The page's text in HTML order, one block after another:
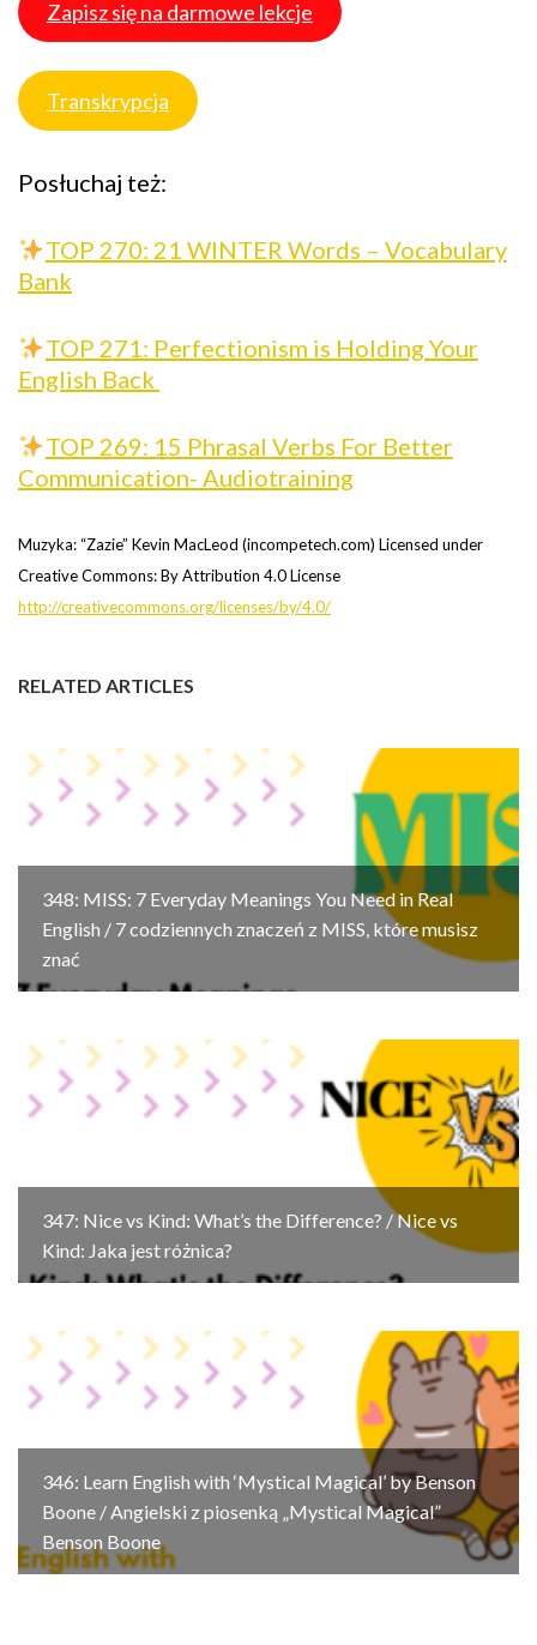
Zapisz się na darmowe lekcje
Transkrypcja
Posłuchaj też:
TOP 270: 21 WINTER Words – Vocabulary
Bank
TOP 271: Perfectionism is Holding Your
English Back
TOP 269: 15 Phrasal Verbs For Better
Communication- Audiotraining
Muzyka: “Zazie” Kevin MacLeod (incompetech.com) Licensed under
Creative Commons: By Attribution 4.0 License
http://creativecommons.org/licenses/by/4.0/
RELATED ARTICLES
348: MISS: 7 Everyday Meanings You Need in Real
English / 7 codziennych znaczeń z MISS, które musisz
znać
347: Nice vs Kind: What’s the Difference? / Nice vs
Kind: Jaka jest różnica?
346: Learn English with ‘Mystical Magical’ by Benson
Boone / Angielski z piosenką „Mystical Magical”
Benson Boone